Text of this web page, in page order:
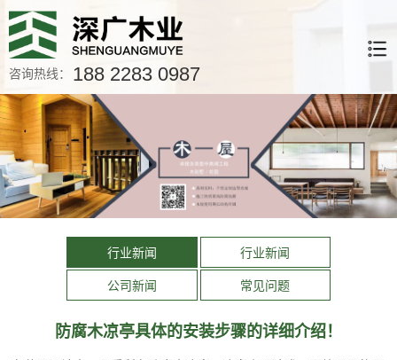
咨询热线： 188 2283 0987
行业新闻 行业新闻
公司新闻 常见问题
防腐木凉亭具体的安装步骤的详细介绍！